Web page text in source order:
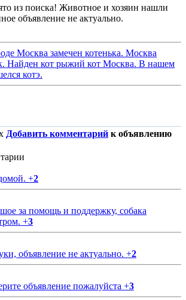
Москва замечен котенька. Москва
Найден кот рыжий кот Москва. В нашем
котэ.
Добавить комментарий к объявлению
+2
за помощь и поддержку, собака
+3
объявление не актуально. +2
объявление пожалуйста +3